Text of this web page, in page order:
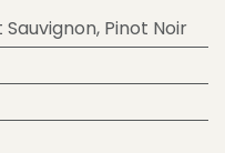
, Pinot Noir